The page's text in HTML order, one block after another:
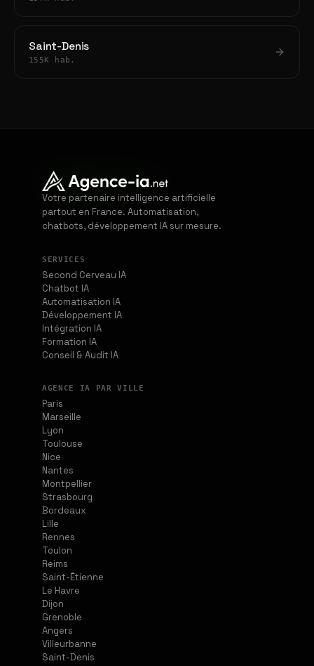
Saint-Denis
155K hab.
Votre partenaire intelligence artificielle
partout en France. Automatisation,
chatbots, développement IA sur mesure.
SERVICES
Second Cerveau IA
Chatbot IA
Automatisation IA
Développement IA
Intégration IA
Formation IA
Conseil & Audit IA
AGENCE IA PAR VILLE
Paris
Marseille
Lyon
Toulouse
Nice
Nantes
Montpellier
Strasbourg
Bordeaux
Lille
Rennes
Toulon
Reims
Saint-Étienne
Le Havre
Dijon
Grenoble
Angers
Villeurbanne
Saint-Denis